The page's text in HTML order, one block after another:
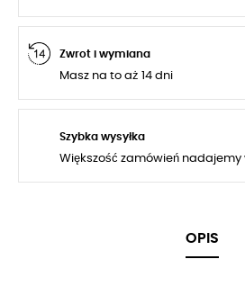
Zwrot i wymiana
Masz na to aż 14 dni
Szybka wysyłka
Większość zamówień nadajemy
OPIS